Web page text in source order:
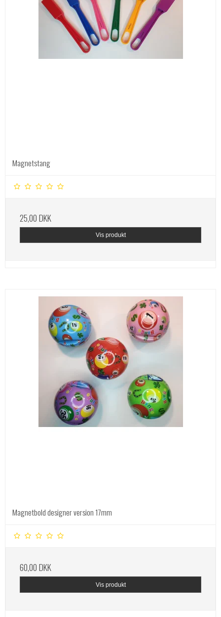
Magnetstang
25,00 DKK
Vis produkt
Magnetbold designer version 17mm
60,00 DKK
Vis produkt